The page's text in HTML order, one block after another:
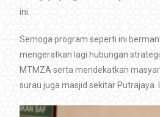
ini.
Semoga program seperti ini
mengeratkan lagi hubungan
MTMZA serta mendekatkan
surau juga masjid sekitar Putrajaya.